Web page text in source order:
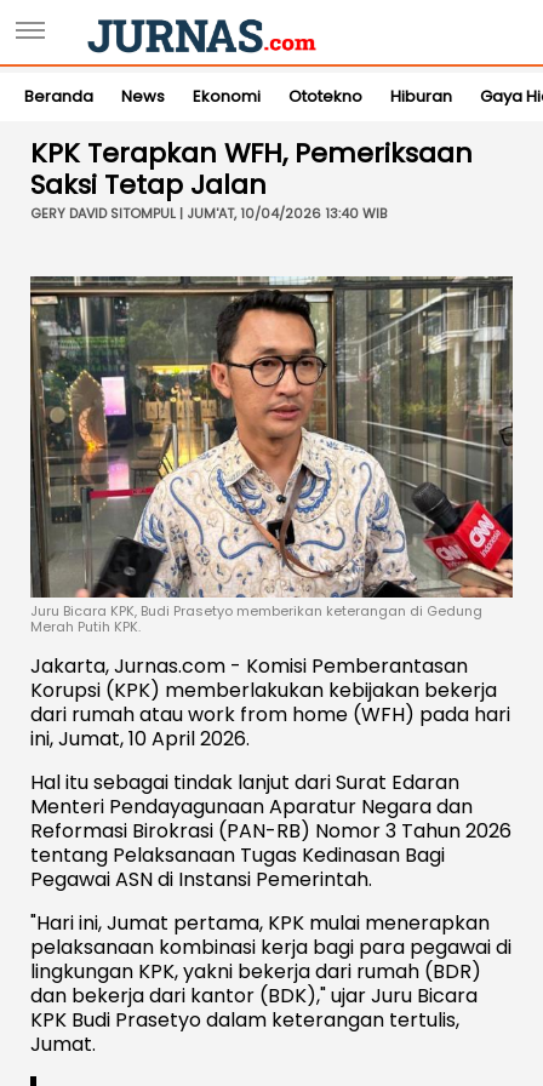
Beranda News Ekonomi Ototekno Hiburan Gaya
KPK Terapkan WFH, Pemeriksaan
Saksi Tetap Jalan
GERY DAVID SITOMPUL | JUM'AT, 10/04/2026 13:40 WIB
Juru Bicara KPK, Budi Prasetyo memberikan keterangan di Gedung
Merah Putih KPK.
Jakarta, Jurnas.com - Komisi Pemberantasan
Korupsi (KPK) memberlakukan kebijakan bekerja
dari rumah atau work from home (WFH) pada hari
ini, Jumat, 10 April 2026.
Hal itu sebagai tindak lanjut dari Surat Edaran
Menteri Pendayagunaan Aparatur Negara dan
Reformasi Birokrasi (PAN-RB) Nomor 3 Tahun 2026
tentang Pelaksanaan Tugas Kedinasan Bagi
Pegawai ASN di Instansi Pemerintah.
"Hari ini, Jumat pertama, KPK mulai menerapkan
pelaksanaan kombinasi kerja bagi para pegawai di
lingkungan KPK, yakni bekerja dari rumah (BDR)
dan bekerja dari kantor (BDK)," ujar Juru Bicara
KPK Budi Prasetyo dalam keterangan tertulis,
Jumat.